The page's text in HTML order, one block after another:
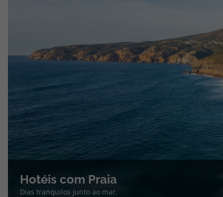
Hotéis com Praia
Dias tranquilos junto ao mar.